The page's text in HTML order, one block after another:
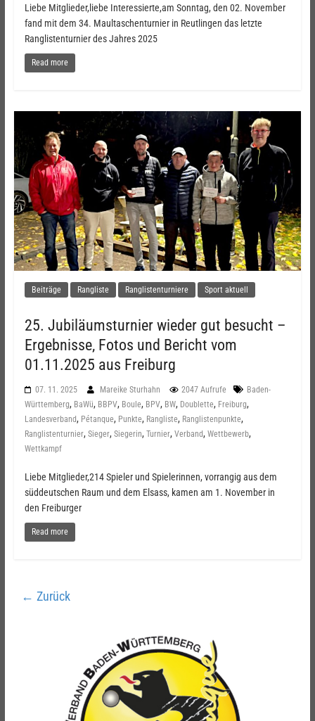
Liebe Mitglieder,liebe Interessierte,am Sonntag, den 02. November
fand mit dem 34. Maultaschenturnier in Reutlingen das letzte
Ranglistenturnier des Jahres 2025
Read more
Beiträge Rangliste Ranglistenturniere Sport aktuell
25. Jubiläumsturnier wieder gut besucht –
Ergebnisse, Fotos und Bericht vom
01.11.2025 aus Freiburg
07. 11. 2025 Mareike Sturhahn 2047 Aufrufe
Baden-
Württemberg, BaWü, BBPV, Boule, BPV, BW, Doublette, Freiburg,
Landesverband, Pétanque, Punkte, Rangliste, Ranglistenpunkte,
Ranglistenturnier, Sieger, Siegerin, Turnier, Verband, Wettbewerb,
Wettkampf
Liebe Mitglieder,214 Spieler und Spielerinnen, vorrangig aus dem
süddeutschen Raum und dem Elsass, kamen am 1. November in
den Freiburger
Read more
← Zurück